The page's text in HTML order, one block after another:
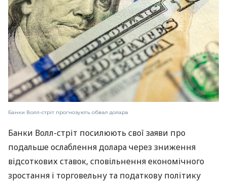
Банки Волл-стріт прогнозують обвал долара
Банки Волл-стріт посилюють свої заяви про
подальше ослаблення долара через зниження
відсоткових ставок, сповільнення економічного
зростання і торговельну та податкову політику